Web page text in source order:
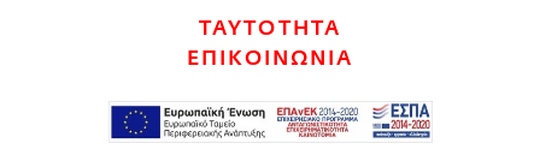
ΤΑΥΤΟΤΗΤΑ
ΕΠΙΚΟΙΝΩΝΙΑ